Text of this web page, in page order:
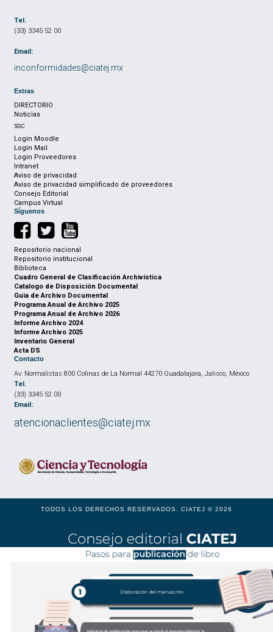
Tel.
(33) 3345 52 00
Email:
inconformidades@ciatej.mx
Extras
DIRECTORIO
Noticias
SGC
Login Moodle
Login Mail
Login Proveedores
Intranet
Aviso de privacidad
Aviso de privacidad simplificado de proveedores
Consejo Editorial
Campus Virtual
Síguenos
Repositorio nacional
Repositorio institucional
Biblioteca
Cuadro General de Clasificación Archivística
Catalogo de Disposición Documental
Guia de Archivo Documental
Programa Anual de Archivo 2025
Programa Anual de Archivo 2026
Informe Archivo 2024
Informe Archivo 2025
Inventario General
Acta DS
Contacto
Av. Normalistas 800 Colinas de La Normal 44270 Guadalajara, Jalisco, México
Tel.
(33) 3345 52 00
Email:
atencionaclientes@ciatej.mx
TODOS LOS DERECHOS RESERVADOS. CIATEJ © 2026